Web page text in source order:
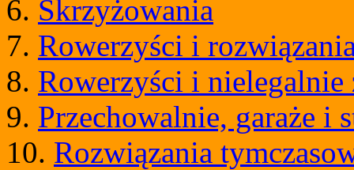
6. Skrzyżowania
7. Rowerzyści i
8. Rowerzyści i nielegalnie
9. Przechowalnie, garaże i
10. Rozwiązania